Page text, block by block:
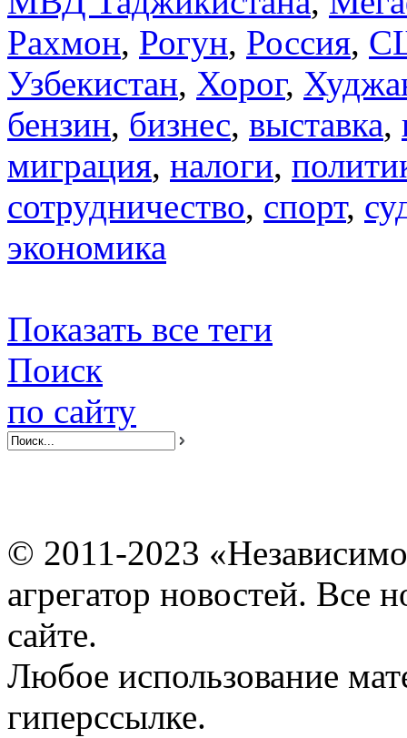
Рахмон, Рогун, Россия,
Узбекистан, Хорог,
бензин, бизнес, выставка,
миграция, налоги,
сотрудничество, спорт,
экономика
Показать все теги
Поиск
по сайту
© 2011-2023
агрегатор новостей. Все
сайте.
Любое использование
гиперссылке.